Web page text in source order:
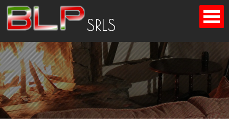
content